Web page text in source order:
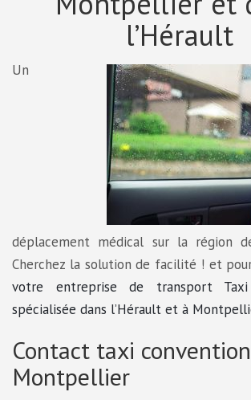
l’Hérault
Un
déplacement médical sur la région
Cherchez la solution de facilité ! et
votre entreprise de transport
spécialisée dans l’Hérault et à
Contact taxi
Montpellier